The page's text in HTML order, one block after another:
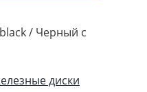
/ Черный с
диски